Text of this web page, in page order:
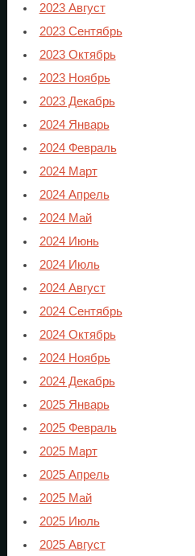
2023 Август
2023 Сентябрь
2023 Октябрь
2023 Ноябрь
2023 Декабрь
2024 Январь
2024 Февраль
2024 Март
2024 Апрель
2024 Май
2024 Июнь
2024 Июль
2024 Август
2024 Сентябрь
2024 Октябрь
2024 Ноябрь
2024 Декабрь
2025 Январь
2025 Февраль
2025 Март
2025 Апрель
2025 Май
2025 Июль
2025 Август